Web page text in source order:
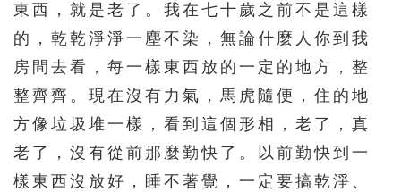
東西，就是老了。我在七十歲之前不是這樣
的，乾乾淨淨一塵不染，無論什麼人你到我
房間去看，每一樣東西放的一定的地方，整
整齊齊。現在沒有力氣，馬虎隨便，住的地
方像垃圾堆一樣，看到這個形相，老了，真
老了，沒有從前那麼勤快了。以前勤快到一
樣東西沒放好，睡不著覺，一定要搞乾淨、